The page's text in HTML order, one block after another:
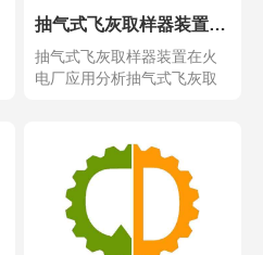
抽气式飞灰取样器装置在火电厂应用分析
抽气式飞灰取样器装置在火
电厂应用分析抽气式飞灰取